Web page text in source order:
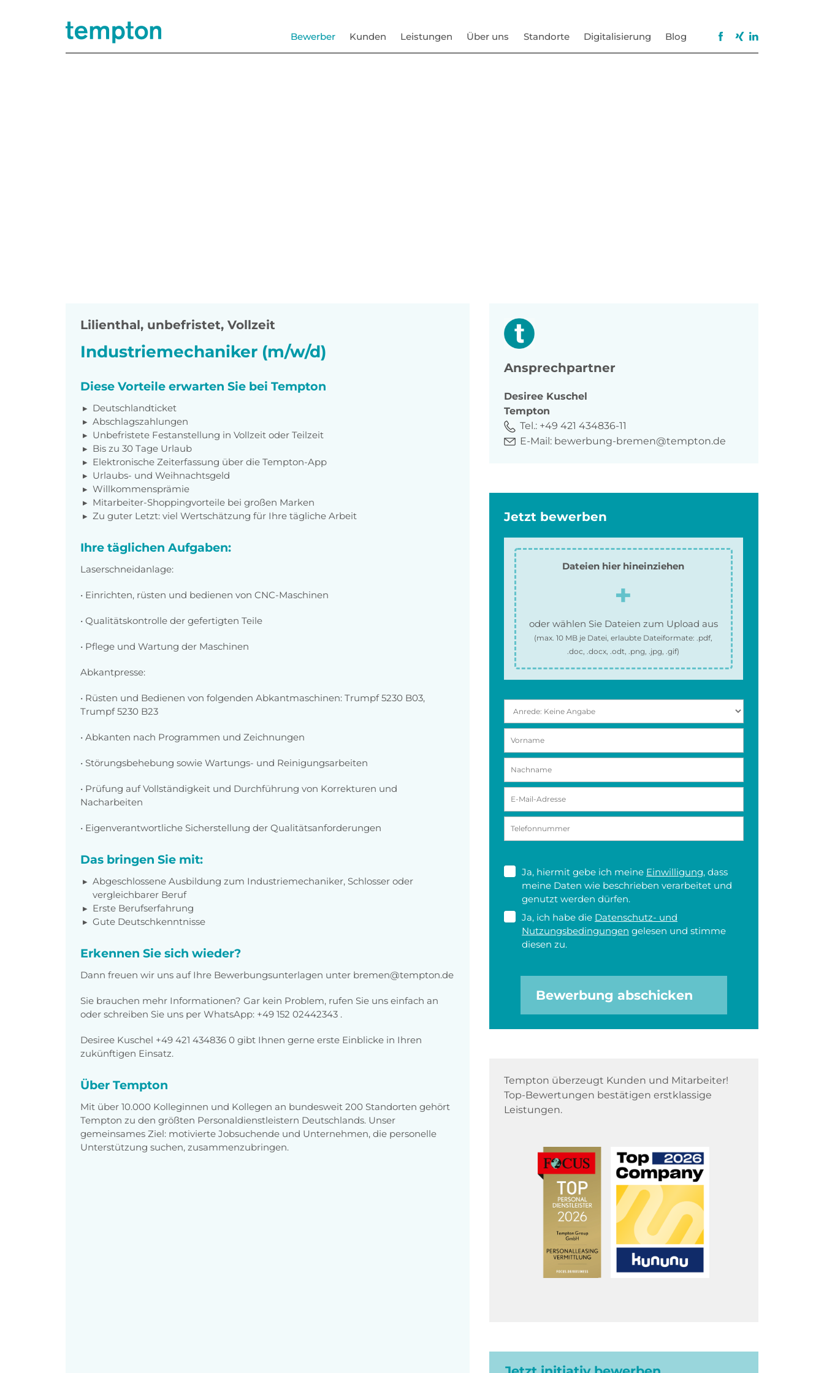
Bewerber Kunden Leistungen Über uns Standorte Digitalisierung Blog
Lilienthal, unbefristet, Vollzeit
Industriemechaniker (m/w/d)
Diese Vorteile erwarten Sie bei Tempton
Deutschlandticket
Abschlagszahlungen
Unbefristete Festanstellung in Vollzeit oder Teilzeit
Bis zu 30 Tage Urlaub
Elektronische Zeiterfassung über die Tempton-App
Urlaubs- und Weihnachtsgeld
Willkommensprämie
Mitarbeiter-Shoppingvorteile bei großen Marken
Zu guter Letzt: viel Wertschätzung für Ihre tägliche Arbeit
Ihre täglichen Aufgaben:
Laserschneidanlage:
• Einrichten, rüsten und bedienen von CNC-Maschinen
• Qualitätskontrolle der gefertigten Teile
• Pflege und Wartung der Maschinen
Abkantpresse:
• Rüsten und Bedienen von folgenden Abkantmaschinen: Trumpf 5230 B03,
Trumpf 5230 B23
• Abkanten nach Programmen und Zeichnungen
• Störungsbehebung sowie Wartungs- und Reinigungsarbeiten
• Prüfung auf Vollständigkeit und Durchführung von Korrekturen und
Nacharbeiten
• Eigenverantwortliche Sicherstellung der Qualitätsanforderungen
Das bringen Sie mit:
Abgeschlossene Ausbildung zum Industriemechaniker, Schlosser oder
vergleichbarer Beruf
Erste Berufserfahrung
Gute Deutschkenntnisse
Erkennen Sie sich wieder?
Dann freuen wir uns auf Ihre Bewerbungsunterlagen unter bremen@tempton.de
Sie brauchen mehr Informationen? Gar kein Problem, rufen Sie uns einfach an
oder schreiben Sie uns per WhatsApp: +49 152 02442343 .
Desiree Kuschel +49 421 434836 0 gibt Ihnen gerne erste Einblicke in Ihren
zukünftigen Einsatz.
Über Tempton
Mit über 10.000 Kolleginnen und Kollegen an bundesweit 200 Standorten gehört
Tempton zu den größten Personaldienstleistern Deutschlands. Unser
gemeinsames Ziel: motivierte Jobsuchende und Unternehmen, die personelle
Unterstützung suchen, zusammenzubringen.
Ansprechpartner
Desiree Kuschel
Tempton
Tel.: +49 421 434836-11
E-Mail: bewerbung-bremen@tempton.de
Jetzt bewerben
Dateien hier hineinziehen
oder wählen Sie Dateien zum Upload aus
(max.10 MB je Datei, erlaubte Dateiformate:.pdf,
.doc, .docx, .odt, .png, .jpg, .gif)
Ja, hiermit gebe ich meine Einwilligung, dass
meine Daten wie beschrieben verarbeitet und
genutzt werden dürfen.
Ja, ich habe die Datenschutz- und
Nutzungsbedingungen gelesen und stimme
diesen zu.
Bewerbung abschicken
Tempton überzeugt Kunden und Mitarbeiter!
Top-Bewertungen bestätigen erstklassige
Leistungen.